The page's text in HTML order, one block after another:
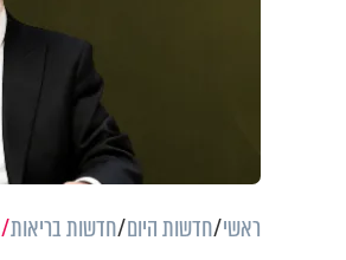
ראשי חדשות היום חדשות בריאות